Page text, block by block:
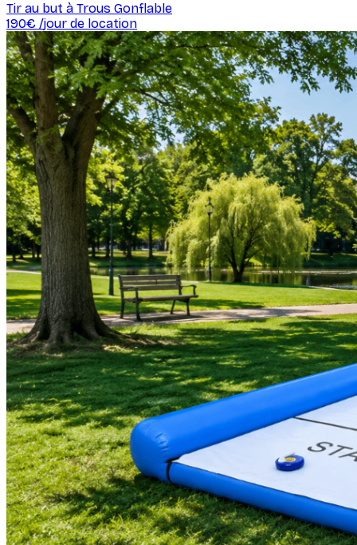
Tir au but à Trous Gonflable
190€ /jour de location